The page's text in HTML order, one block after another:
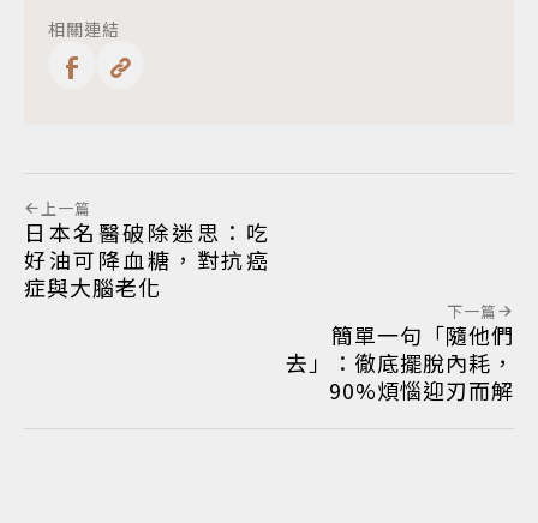
相關連結
上一篇
日本名醫破除迷思：吃
好油可降血糖，對抗癌
症與大腦老化
下一篇
簡單一句「隨他們
去」：徹底擺脫內耗，
90%煩惱迎刃而解